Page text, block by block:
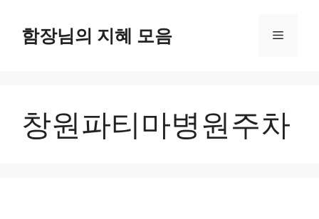
함장님의 지혜 모음 메
창원파티마병원주차